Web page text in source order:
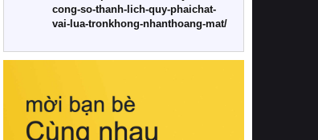
nghiêm ngặt từ khâu chọn lọc nguyên
liệu tự nhiên đến công nghệ dệt
nhuộm hiện đại không chứa hóa chất
này, bạn sẽ cảm nhận rõ rệt sự khác
hồi chuẩn xác của phần đệm nâng đỡ
cột sống.
cong-so-thanh-lich-quy-phaichat-
vai-lua-tronkhong-nhanthoang-mat/